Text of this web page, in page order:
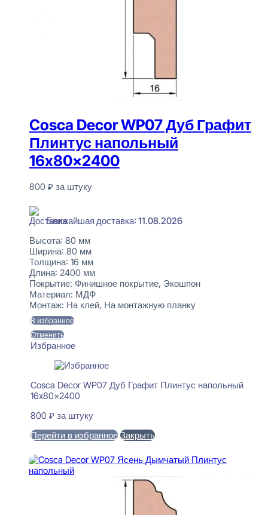
Cosca Decor WP07 Дуб Графит
Плинтус напольный
16x80x2400
800 ₽ за штуку
Ближайшая доставка: 11.08.2026
Высота: 80 мм
Ширина: 80 мм
Толщина: 16 мм
Длина: 2400 мм
Покрытие: Финишное покрытие, Экошпон
Материал: МДФ
Монтаж: На клей, На монтажную планку
В избранное
Отменить
Избранное
Cosca Decor WP07 Дуб Графит Плинтус напольный
16x80x2400
800 ₽ за штуку
Перейти в избранное Закрыть